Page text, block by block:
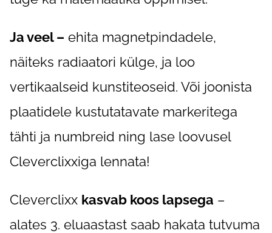
Ja veel – ehita magnetpindadele,
näiteks radiaatori külge, ja loo
vertikaalseid kunstiteoseid. Või joonista
plaatidele kustutatavate markeritega
tähti ja numbreid ning lase loovusel
Cleverclixxiga lennata!
Cleverclixx kasvab koos lapsega –
alates 3. eluaastast saab hakata tutvuma